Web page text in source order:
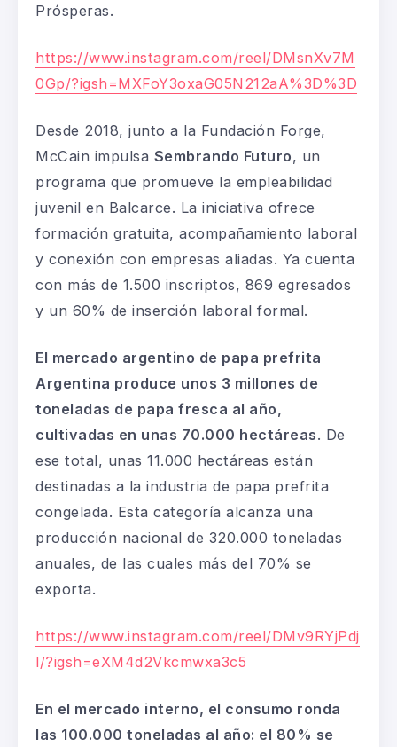
Prósperas.
https://www.instagram.com/reel/DMsnXv7M
0Gp/?igsh=MXFoY3oxaG05N212aA%3D%3D
Desde 2018, junto a la Fundación Forge,
McCain impulsa Sembrando Futuro, un
programa que promueve la empleabilidad
juvenil en Balcarce. La iniciativa ofrece
formación gratuita, acompañamiento laboral
y conexión con empresas aliadas. Ya cuenta
con más de 1.500 inscriptos, 869 egresados
y un 60% de inserción laboral formal.
El mercado argentino de papa prefrita
Argentina produce unos 3 millones de
toneladas de papa fresca al año,
cultivadas en unas 70.000 hectáreas. De
ese total, unas 11.000 hectáreas están
destinadas a la industria de papa prefrita
congelada. Esta categoría alcanza una
producción nacional de 320.000 toneladas
anuales, de las cuales más del 70% se
exporta.
https://www.instagram.com/reel/DMv9RYjPdj
l/?igsh=eXM4d2Vkcmwxa3c5
En el mercado interno, el consumo ronda
las 100.000 toneladas al año: el 80% se